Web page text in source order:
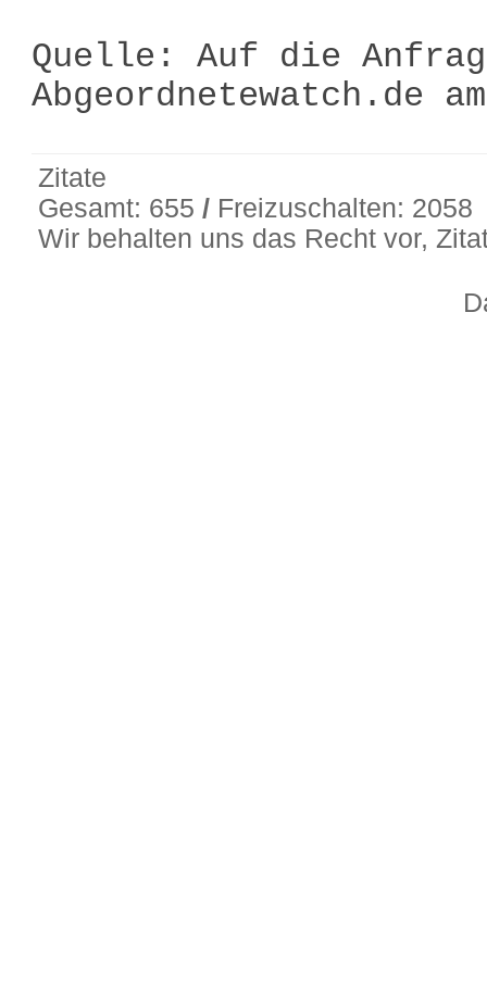
Quelle: Auf die
Abgeordnetewatch.de
Zitate
Gesamt: 655/ Freizuschalten: 2058
Wir behalten uns das Recht vor,